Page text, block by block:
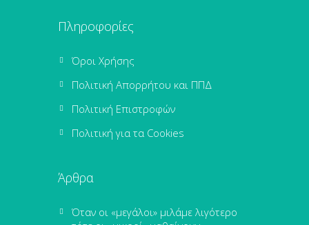
Πληροφορίες
Όροι Χρήσης
Πολιτική Απορρήτου και ΠΠΔ
Πολιτική Επιστροφών
Πολιτική για τα Cookies
Άρθρα
Όταν οι «μεγάλοι» μιλάμε λιγότερο